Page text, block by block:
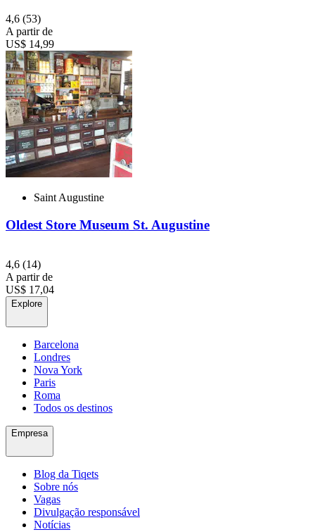
4,6 (53)
A partir de
US$ 14,99
Saint Augustine
Oldest Store Museum St. Augustine
4,6 (14)
A partir de
US$ 17,04
Explore
Barcelona
Londres
Nova York
Paris
Roma
Todos os destinos
Empresa
Blog da Tiqets
Sobre nós
Vagas
Divulgação responsável
Notícias